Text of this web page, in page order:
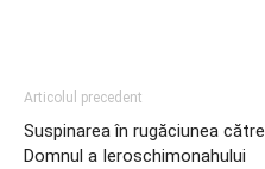
Articolul precedent
Suspinarea în rugăciunea către
Domnul a Ieroschimonahului